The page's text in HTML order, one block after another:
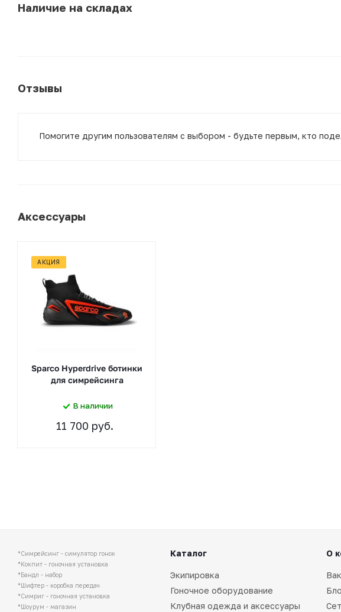
Наличие на складах
Отзывы
Помогите другим пользователям с выбором - будьте первым, кто
Аксессуары
АКЦИЯ
Sparco Hyperdrive ботинки
для симрейсинга
В наличии
11 700 руб.
*Симрейсинг - симулятор гонок
*Кокпит - гоночная установка
*Бандл - набор
*Шифтер - коробка передач
*Симриг - гоночная установка
*Шоурум - магазин
Каталог
Экипировка
Гоночное оборудование
Клубная одежда и аксессуары
О